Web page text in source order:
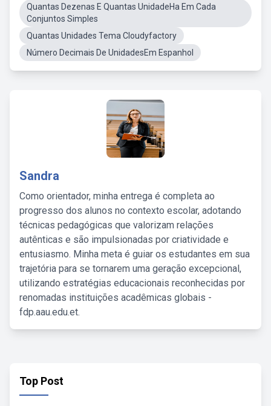
Quantas Dezenas E Quantas UnidadeHa Em Cada
Conjuntos Simples
Quantas Unidades Tema Cloudyfactory
Número Decimais De UnidadesEm Espanhol
Sandra
Como orientador, minha entrega é completa ao
progresso dos alunos no contexto escolar, adotando
técnicas pedagógicas que valorizam relações
autênticas e são impulsionadas por criatividade e
entusiasmo. Minha meta é guiar os estudantes em sua
trajetória para se tornarem uma geração excepcional,
utilizando estratégias educacionais reconhecidas por
renomadas instituições acadêmicas globais -
fdp.aau.edu.et.
Top Post